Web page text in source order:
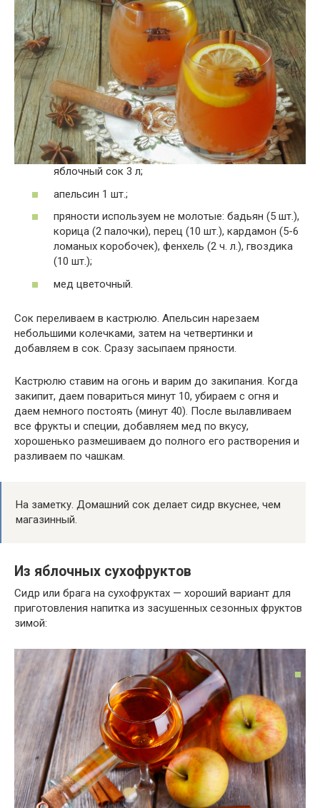
яблочный сок 3 л;
апельсин 1 шт.;
пряности используем не молотые: бадьян (5 шт.),
корица (2 палочки), перец (10 шт.), кардамон (5-6
ломаных коробочек), фенхель (2 ч. л.), гвоздика
(10 шт.);
мед цветочный.
Сок переливаем в кастрюлю. Апельсин нарезаем
небольшими колечками, затем на четвертинки и
добавляем в сок. Сразу засыпаем пряности.
Кастрюлю ставим на огонь и варим до закипания. Когда
закипит, даем повариться минут 10, убираем с огня и
даем немного постоять (минут 40). После вылавливаем
все фрукты и специи, добавляем мед по вкусу,
хорошенько размешиваем до полного его растворения и
разливаем по чашкам.
На заметку. Домашний сок делает сидр вкуснее, чем
магазинный.
Из яблочных сухофруктов
Сидр или брага на сухофруктах — хороший вариант для
приготовления напитка из засушенных сезонных фруктов
зимой: